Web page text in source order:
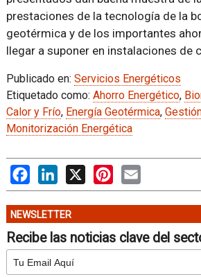
prestaciones de la tecnología de la
geotérmica y de los importantes
llegar a suponer en instalaciones de
Publicado en: Servicios Energéticos
Etiquetado como: Ahorro Energético,
Calor y Frío, Energía Geotérmica,
Monitorización Energética
FacebookLinkedIn
X PinterestEmail
NEWSLETTER
Recibe las noticias clave del